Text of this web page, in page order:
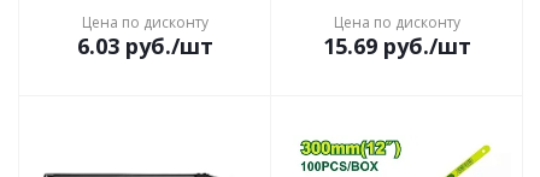
Цена по дисконту
6.03руб./шт
Цена по дисконту
15.69руб./шт